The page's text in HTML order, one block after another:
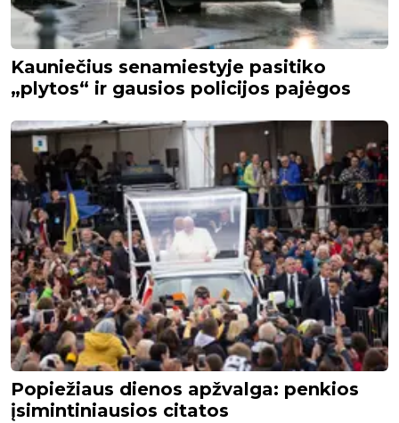
Kauniečius senamiestyje pasitiko
„plytos“ ir gausios policijos pajėgos
Popiežiaus dienos apžvalga: penkios
įsimintiniausios citatos